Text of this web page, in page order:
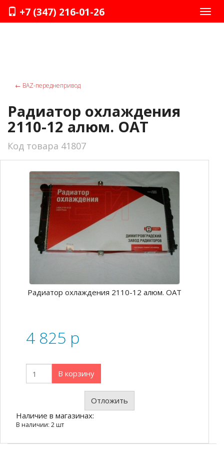
+7 (347) 216-01-26
← ВАZ-переднепривод
Радиатор охлаждения
2110-12 алюм. ОАТ
Код товара 41807
Радиатор охлаждения 2110-12 алюм. ОАТ
4 825 p
В корзину
Отложить
Наличие в магазинах:
В наличии: 2 шт